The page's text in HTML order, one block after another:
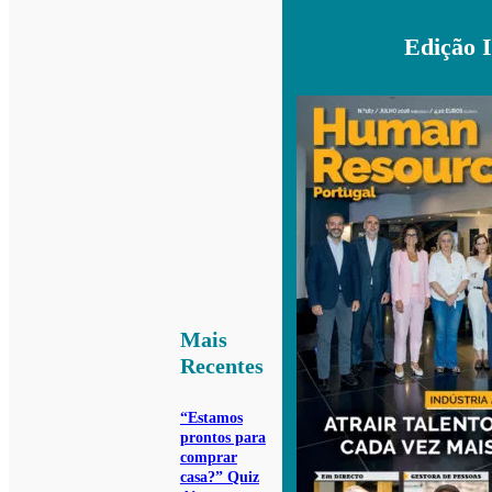
Mais
Recentes
“Estamos
prontos para
comprar
casa?” Quiz
Edição